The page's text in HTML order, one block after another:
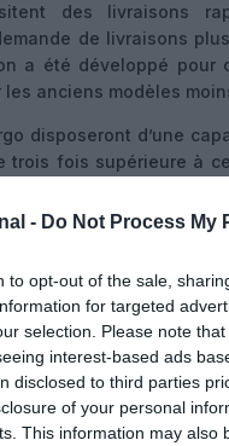
- Do Not Process My
to opt-out of the sale,
for targeted
selection. Please note
interest-based ads
disclosed to third parties
of your personal
This information may also
des livraisons
de livraisons
a été développé pour
anciens modèles
disposeront d’une
trois fois supérieure à
la capacité
est de 13 500